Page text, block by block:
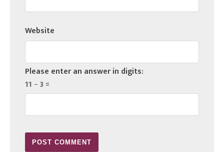
Website
Please enter an answer in digits:
11 − 3 =